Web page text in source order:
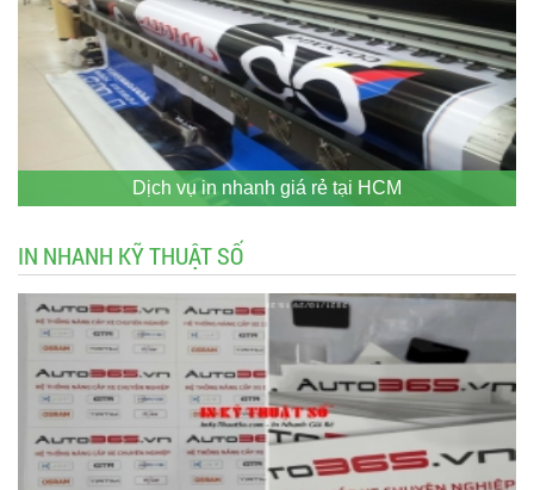
Dịch vụ in nhanh giá rẻ tại HCM
IN NHANH KỸ THUẬT SỐ